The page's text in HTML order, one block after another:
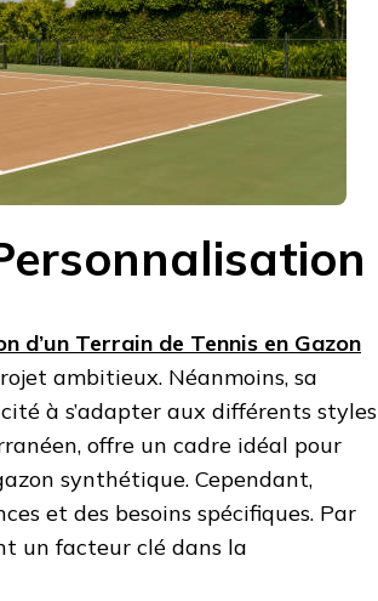
d’un Terrain de Tennis en Gazon
ambitieux. Néanmoins, sa
à s’adapter aux différents styles
offre un cadre idéal pour
synthétique. Cependant,
et des besoins spécifiques. Par
un facteur clé dans la